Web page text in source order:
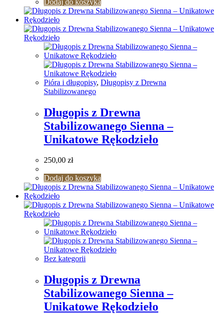
Pióra i długopisy, Długopisy z Drewna
Stabilizowanego
Długopis z Drewna
Stabilizowanego Sienna –
Unikatowe Rękodzieło
250,00 zł
Dodaj do koszyka
Bez kategorii
Długopis z Drewna
Stabilizowanego Sienna –
Unikatowe Rękodzieło